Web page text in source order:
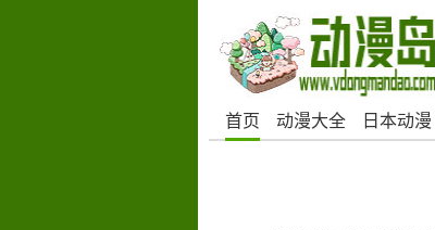
首页 动漫大全 日本动漫